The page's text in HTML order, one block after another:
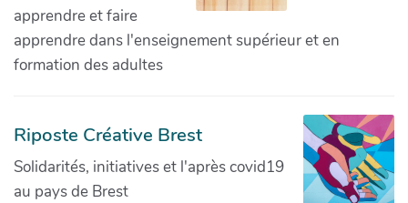
apprendre et faire
apprendre dans l'enseignement supérieur et en
formation des adultes
Riposte Créative Brest
Solidarités, initiatives et l'après covid19
au pays de Brest